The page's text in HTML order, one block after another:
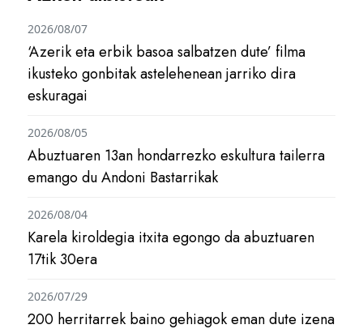
‘Azerik eta erbik basoa salbatzen dute’ filma
ikusteko gonbitak astelehenean jarriko dira
eskuragai
2026/08/07
Abuztuaren 13an hondarrezko eskultura tailerra
emango du Andoni Bastarrikak
2026/08/05
Karela kiroldegia itxita egongo da abuztuaren
17tik 30era
2026/08/04
200 herritarrek baino gehiagok eman dute izena
2026/07/29